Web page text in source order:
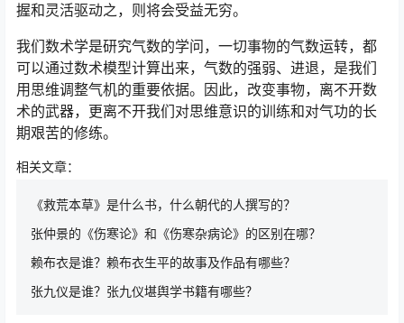
握和灵活驱动之，则将会受益无穷。
我们数术学是研究气数的学问，一切事物的气数运转，都
可以通过数术模型计算出来，气数的强弱、进退，是我们
用思维调整气机的重要依据。因此，改变事物，离不开数
术的武器，更离不开我们对思维意识的训练和对气功的长
期艰苦的修练。
相关文章：
《救荒本草》是什么书，什么朝代的人撰写的？
张仲景的《伤寒论》和《伤寒杂病论》的区别在哪？
赖布衣是谁？赖布衣生平的故事及作品有哪些？
张九仪是谁？张九仪堪舆学书籍有哪些？